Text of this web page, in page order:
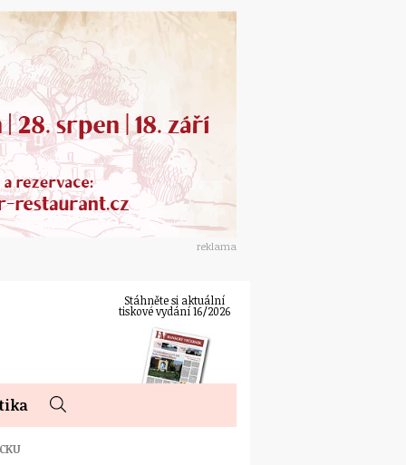
reklama
Stáhněte si aktuální
tiskové vydání 16/2026